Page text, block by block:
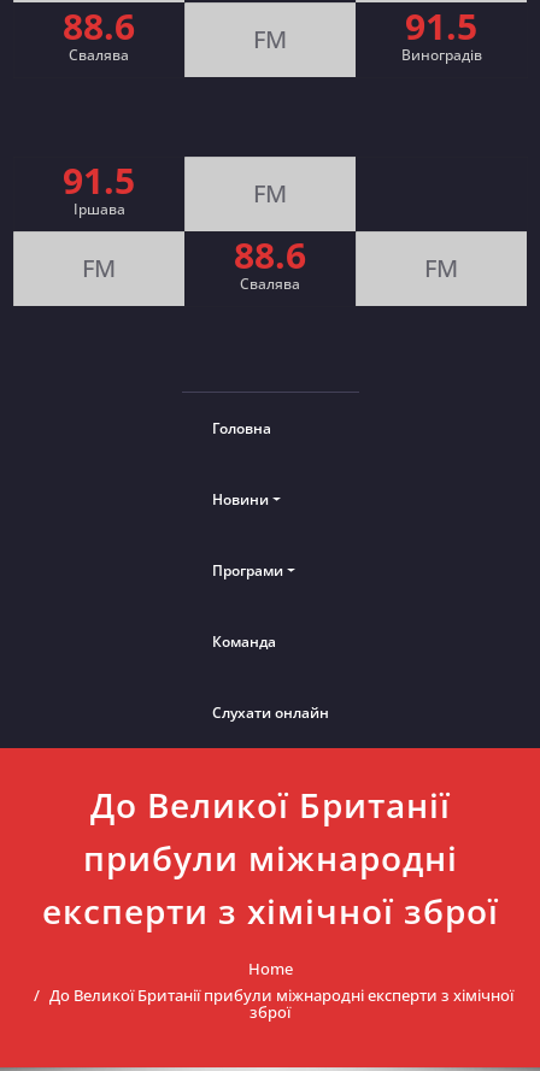
88.6
Свалява FM 91.5
Виноградів
91.5
Іршава FM
FM 88.6
Cвалява FM
Головна
Новини
Програми
Команда
Слухати онлайн
До Великої Британії
прибули міжнародні
експерти з хімічної зброї
Home
До Великої Британії прибули міжнародні експерти з хімічної
зброї